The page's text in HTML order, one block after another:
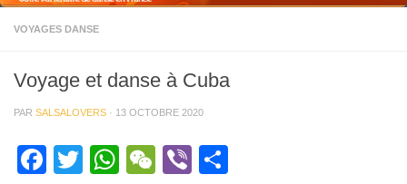
VOYAGES DANSE
Voyage et danse à Cuba
PAR SALSALOVERS · 13 OCTOBRE 2020
Facebook
TwitterWhatsApp
WeChat
Viber